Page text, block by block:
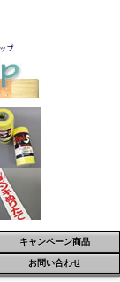
キャンペーン商品
お問い合わせ